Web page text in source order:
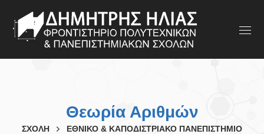
Θεωρία Αριθμών
ΣΧΟΛΗ
ΕΘΝΙΚΟ & ΚΑΠΟΔΙΣΤΡΙΑΚΟ ΠΑΝΕΠΙΣΤΗΜΙΟ